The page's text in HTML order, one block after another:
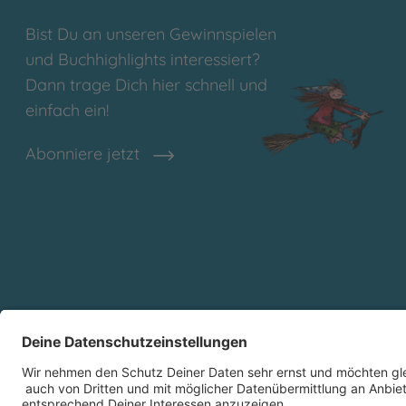
Bist Du an unseren Gewinnspielen
und Buchhighlights interessiert?
Dann trage Dich hier schnell und
einfach ein!
Abonniere jetzt